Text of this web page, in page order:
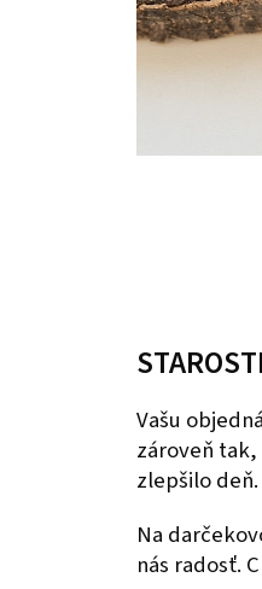
Vašu
zároveň
zlepšilo deň.
Na
nás radosť.